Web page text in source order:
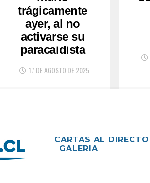
trágicamente
ayer, al no
activarse su
paracaidista
17 DE AGOSTO DE 2025
CARTAS AL
GALERIA